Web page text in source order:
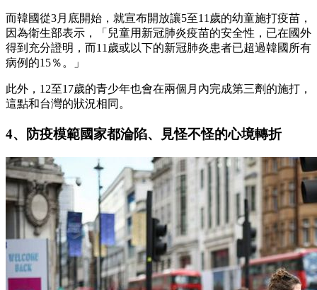
而韓國從3月底開始，就宣布開放讓5至11歲的幼童施打疫苗，
因為衛生部表示，「兒童用新冠肺炎疫苗的安全性，已在國外
得到充分證明，而11歲或以下的新冠肺炎患者已超過韓國所有
病例的15％。」
此外，12至17歲的青少年也會在兩個月內完成第三劑的施打，
這點和台灣的狀況相同。
4、防疫模範國家都淪陷、見怪不怪的心境轉折